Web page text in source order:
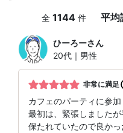
全 1144 件 平均
ひーろーさん
20代｜男性
非常に満足
カフェのパーティに参加
最初は、緊張しました
保たれていたので良か